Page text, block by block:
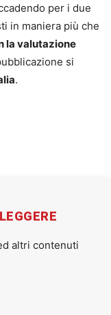
per i due
in maniera più che
la valutazione
si
.
altri contenuti